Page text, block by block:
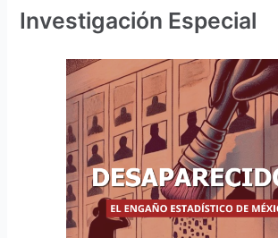
Investigación Especial